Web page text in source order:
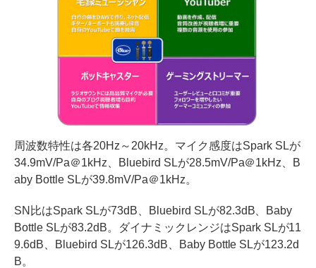
周波数特性は各20Hz～20kHz。マイク感度はSpark SLが
34.9mV/Pa＠1kHz、Bluebird SLが28.5mV/Pa＠1kHz、B
aby Bottle SLが39.8mV/Pa＠1kHz。
SN比はSpark SLが73dB、Bluebird SLが82.3dB、Baby
Bottle SLが83.2dB。ダイナミックレンジはSpark SLが11
9.6dB、Bluebird SLが126.3dB、Baby Bottle SLが123.2d
B。